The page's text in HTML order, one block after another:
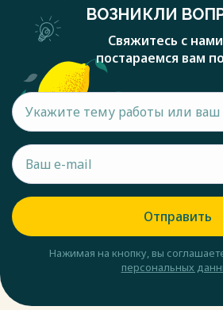
ВОЗНИКЛИ
Свяжитесь с
постараемся вам
Отправить
Нажимая на кнопку, вы
персональных